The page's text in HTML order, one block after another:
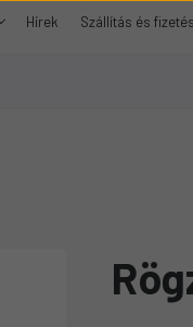
Hírek Szállítás és fizetés